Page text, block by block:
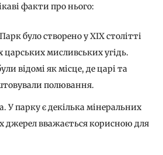
факти про нього:
було створено у XIX столітті
царських мисливських угідь.
відомі як місце, де царі та
полювання.
У парку є декілька мінеральних
джерел вважається корисною для